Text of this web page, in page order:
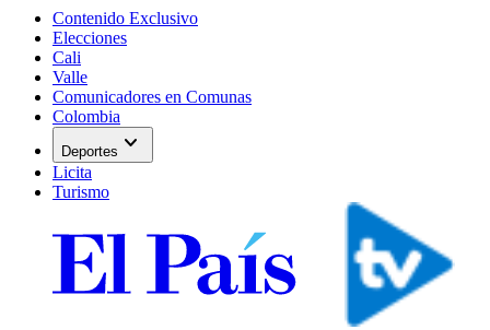
Contenido Exclusivo
Elecciones
Cali
Valle
Comunicadores en Comunas
Colombia
Deportes expand_more
Licita
Turismo